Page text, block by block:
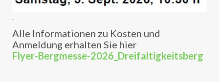
.
Alle Informationen zu Kosten und
Anmeldung erhalten Sie hier
Flyer-Bergmesse-2026_Dreifaltigkeitsberg